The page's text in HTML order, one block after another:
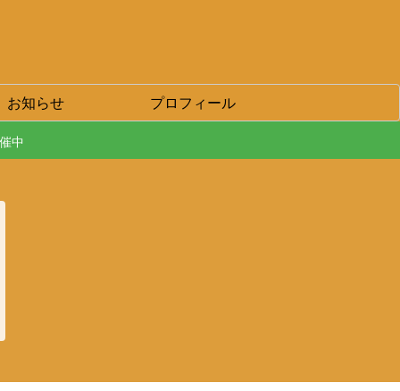
お知らせ プロフィール
中